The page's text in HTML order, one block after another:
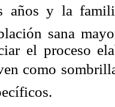
años y la
sana
el proceso
como